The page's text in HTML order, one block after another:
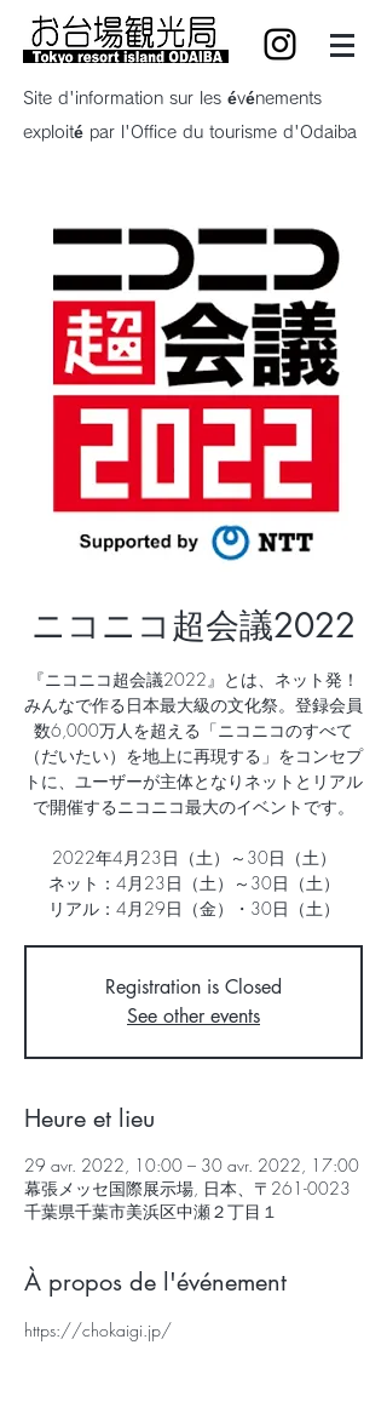
Site d'information sur les événements
exploité par l'Office du tourisme d'Odaiba
ニコニコ超会議2022
『ニコニコ超会議2022』とは、ネット発！
みんなで作る日本最大級の文化祭。登録会員
数6,000万人を超える「ニコニコのすべて
（だいたい）を地上に再現する」をコンセプ
トに、ユーザーが主体となりネットとリアル
で開催するニコニコ最大のイベントです。
2022年4月23日（土）～30日（土）
ネット：4月23日（土）～30日（土）
Registration is Closed
See other events
Heure et lieu
29 avr. 2022, 10:00 – 30 avr. 2022, 17:00
幕張メッセ国際展示場, 日本、〒261-0023
千葉県千葉市美浜区中瀬２丁目１
À propos de l'événement
https://chokaigi.jp/